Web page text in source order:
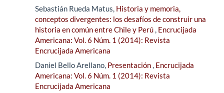
Sebastián Rueda Matus, Historia y memoria,
conceptos divergentes: los desafíos de construir una
historia en común entre Chile y Perú, Encrucijada
Americana: Vol. 6 Núm. 1 (2014): Revista
Encrucijada Americana
Daniel Bello Arellano, Presentación, Encrucijada
Americana: Vol. 6 Núm. 1 (2014): Revista
Encrucijada Americana